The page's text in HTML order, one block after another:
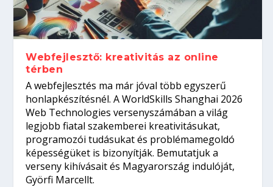
Kitalálod, mire használják ezeket a
gépeket?
Nem sikerült az egyetemi felvételi?
Tanulj szakmát!
Szoftverfejlesztő: verseny kódban –
amikor néhány sor program dönti el a
világversenyt...
Digitális detox – hogyan kapcsolódj ki
telefon nélkül?
Webfejlesztő: kreativitás az online
térben
A webfejlesztés ma már jóval több egyszerű
honlapkészítésnél. A WorldSkills Shanghai 2026
Web Technologies versenyszámában a világ
legjobb fiatal szakemberei kreativitásukat,
programozói tudásukat és problémamegoldó
képességüket is bizonyítják. Bemutatjuk a
verseny kihívásait és Magyarország indulóját,
Györfi Marcellt.